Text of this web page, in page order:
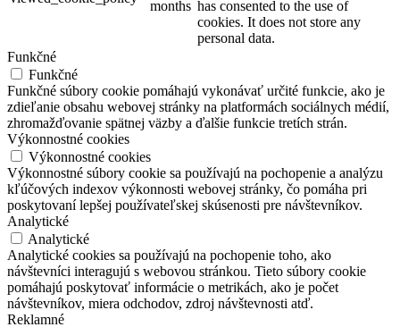
months has consented to the use of
cookies. It does not store any
personal data.
Funkčné
Funkčné
Funkčné súbory cookie pomáhajú vykonávať určité funkcie, ako je
zdieľanie obsahu webovej stránky na platformách sociálnych médií,
zhromažďovanie spätnej väzby a ďalšie funkcie tretích strán.
Výkonnostné cookies
Výkonnostné cookies
Výkonnostné súbory cookie sa používajú na pochopenie a analýzu
kľúčových indexov výkonnosti webovej stránky, čo pomáha pri
poskytovaní lepšej používateľskej skúsenosti pre návštevníkov.
Analytické
Analytické
Analytické cookies sa používajú na pochopenie toho, ako
návštevníci interagujú s webovou stránkou. Tieto súbory cookie
pomáhajú poskytovať informácie o metrikách, ako je počet
návštevníkov, miera odchodov, zdroj návštevnosti atď.
Reklamné